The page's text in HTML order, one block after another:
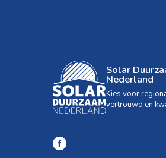
Solar
Nederland
Kies voor
vertrouwd en